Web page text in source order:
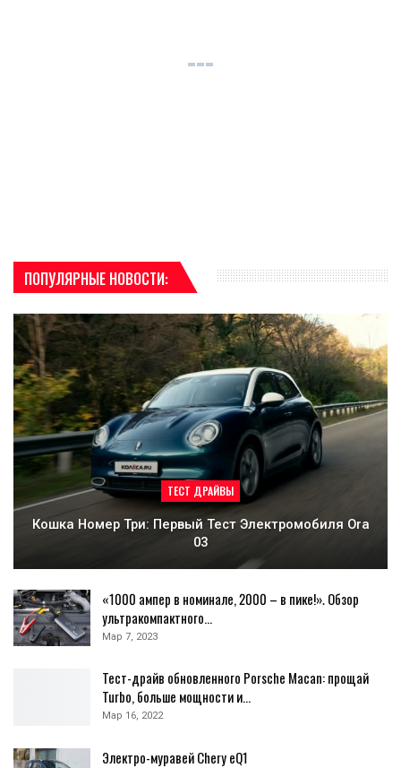
ПОПУЛЯРНЫЕ НОВОСТИ:
ТЕСТ ДРАЙВЫ
Кошка Номер Три: Первый Тест Электромобиля Ora
03
«1000 ампер в номинале, 2000 – в пике!». Обзор
ультракомпактного…
Мар 7, 2023
Тест-драйв обновленного Porsche Macan: прощай
Turbo, больше мощности и…
Мар 16, 2022
Электро-муравей Chery eQ1